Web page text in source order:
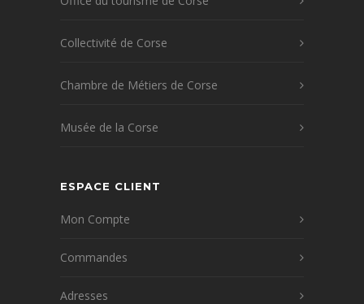
Collectivité de Corse
Chambre de Métiers de Corse
Musée de la Corse
ESPACE CLIENT
Mon Compte
Commandes
Adresses